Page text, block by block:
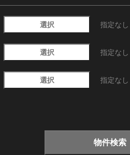
選択 指定なし
選択 指定なし
選択 指定なし
物件検索